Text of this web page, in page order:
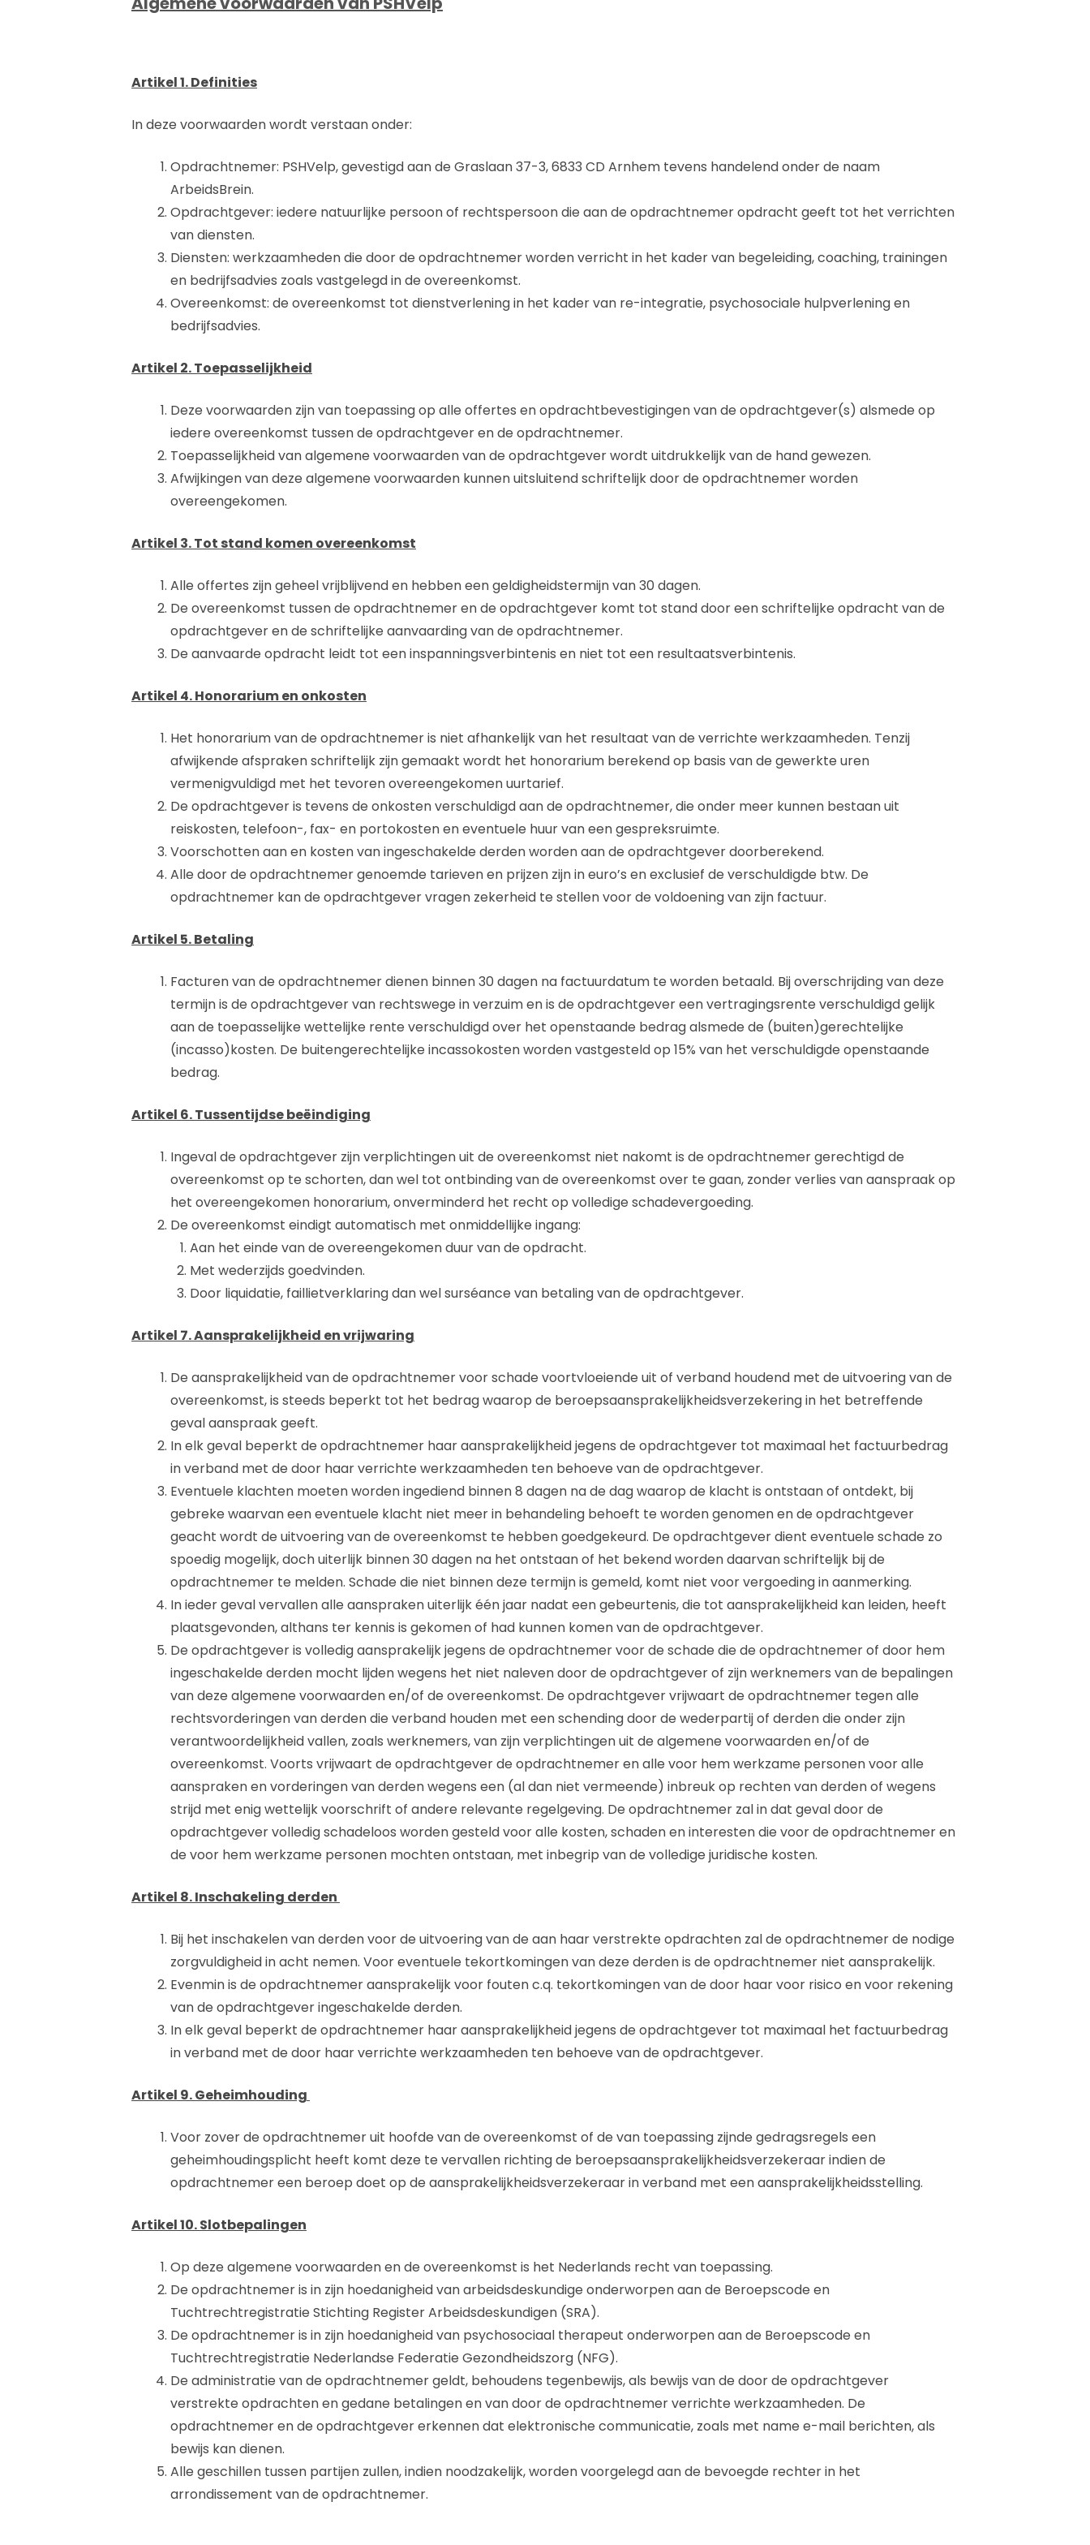
Artikel 1. Definities
In deze voorwaarden wordt verstaan onder:
Opdrachtnemer: PSHVelp, gevestigd aan de Graslaan 37-3, 6833 CD Arnhem tevens handelend onder de naam
ArbeidsBrein.
Opdrachtgever: iedere natuurlijke persoon of rechtspersoon die aan de opdrachtnemer opdracht geeft tot het verrichten
van diensten.
Diensten: werkzaamheden die door de opdrachtnemer worden verricht in het kader van begeleiding, coaching, trainingen
en bedrijfsadvies zoals vastgelegd in de overeenkomst.
Overeenkomst: de overeenkomst tot dienstverlening in het kader van re-integratie, psychosociale hulpverlening en
bedrijfsadvies.
Artikel 2. Toepasselijkheid
Deze voorwaarden zijn van toepassing op alle offertes en opdrachtbevestigingen van de opdrachtgever(s) alsmede op
iedere overeenkomst tussen de opdrachtgever en de opdrachtnemer.
Toepasselijkheid van algemene voorwaarden van de opdrachtgever wordt uitdrukkelijk van de hand gewezen.
Afwijkingen van deze algemene voorwaarden kunnen uitsluitend schriftelijk door de opdrachtnemer worden
overeengekomen.
Artikel 3. Tot stand komen overeenkomst
Alle offertes zijn geheel vrijblijvend en hebben een geldigheidstermijn van 30 dagen.
De overeenkomst tussen de opdrachtnemer en de opdrachtgever komt tot stand door een schriftelijke opdracht van de
opdrachtgever en de schriftelijke aanvaarding van de opdrachtnemer.
De aanvaarde opdracht leidt tot een inspanningsverbintenis en niet tot een resultaatsverbintenis.
Artikel 4. Honorarium en onkosten
Het honorarium van de opdrachtnemer is niet afhankelijk van het resultaat van de verrichte werkzaamheden. Tenzij
afwijkende afspraken schriftelijk zijn gemaakt wordt het honorarium berekend op basis van de gewerkte uren
vermenigvuldigd met het tevoren overeengekomen uurtarief.
De opdrachtgever is tevens de onkosten verschuldigd aan de opdrachtnemer, die onder meer kunnen bestaan uit
reiskosten, telefoon-, fax- en portokosten en eventuele huur van een gespreksruimte.
Voorschotten aan en kosten van ingeschakelde derden worden aan de opdrachtgever doorberekend.
Alle door de opdrachtnemer genoemde tarieven en prijzen zijn in euro’s en exclusief de verschuldigde btw. De
opdrachtnemer kan de opdrachtgever vragen zekerheid te stellen voor de voldoening van zijn factuur.
Artikel 5. Betaling
Facturen van de opdrachtnemer dienen binnen 30 dagen na factuurdatum te worden betaald. Bij overschrijding van deze
termijn is de opdrachtgever van rechtswege in verzuim en is de opdrachtgever een vertragingsrente verschuldigd gelijk
aan de toepasselijke wettelijke rente verschuldigd over het openstaande bedrag alsmede de (buiten)gerechtelijke
(incasso)kosten. De buitengerechtelijke incassokosten worden vastgesteld op 15% van het verschuldigde openstaande
bedrag.
Artikel 6. Tussentijdse beëindiging
Ingeval de opdrachtgever zijn verplichtingen uit de overeenkomst niet nakomt is de opdrachtnemer gerechtigd de
overeenkomst op te schorten, dan wel tot ontbinding van de overeenkomst over te gaan, zonder verlies van aanspraak op
het overeengekomen honorarium, onverminderd het recht op volledige schadevergoeding.
De overeenkomst eindigt automatisch met onmiddellijke ingang:
Aan het einde van de overeengekomen duur van de opdracht.
Met wederzijds goedvinden.
Door liquidatie, faillietverklaring dan wel surséance van betaling van de opdrachtgever.
Artikel 7. Aansprakelijkheid en vrijwaring
De aansprakelijkheid van de opdrachtnemer voor schade voortvloeiende uit of verband houdend met de uitvoering van de
overeenkomst, is steeds beperkt tot het bedrag waarop de beroepsaansprakelijkheidsverzekering in het betreffende
geval aanspraak geeft.
In elk geval beperkt de opdrachtnemer haar aansprakelijkheid jegens de opdrachtgever tot maximaal het factuurbedrag
in verband met de door haar verrichte werkzaamheden ten behoeve van de opdrachtgever.
Eventuele klachten moeten worden ingediend binnen 8 dagen na de dag waarop de klacht is ontstaan of ontdekt, bij
gebreke waarvan een eventuele klacht niet meer in behandeling behoeft te worden genomen en de opdrachtgever
geacht wordt de uitvoering van de overeenkomst te hebben goedgekeurd. De opdrachtgever dient eventuele schade zo
spoedig mogelijk, doch uiterlijk binnen 30 dagen na het ontstaan of het bekend worden daarvan schriftelijk bij de
opdrachtnemer te melden. Schade die niet binnen deze termijn is gemeld, komt niet voor vergoeding in aanmerking.
In ieder geval vervallen alle aanspraken uiterlijk één jaar nadat een gebeurtenis, die tot aansprakelijkheid kan leiden, heeft
plaatsgevonden, althans ter kennis is gekomen of had kunnen komen van de opdrachtgever.
De opdrachtgever is volledig aansprakelijk jegens de opdrachtnemer voor de schade die de opdrachtnemer of door hem
ingeschakelde derden mocht lijden wegens het niet naleven door de opdrachtgever of zijn werknemers van de bepalingen
van deze algemene voorwaarden en/of de overeenkomst. De opdrachtgever vrijwaart de opdrachtnemer tegen alle
rechtsvorderingen van derden die verband houden met een schending door de wederpartij of derden die onder zijn
verantwoordelijkheid vallen, zoals werknemers, van zijn verplichtingen uit de algemene voorwaarden en/of de
overeenkomst. Voorts vrijwaart de opdrachtgever de opdrachtnemer en alle voor hem werkzame personen voor alle
aanspraken en vorderingen van derden wegens een (al dan niet vermeende) inbreuk op rechten van derden of wegens
strijd met enig wettelijk voorschrift of andere relevante regelgeving. De opdrachtnemer zal in dat geval door de
opdrachtgever volledig schadeloos worden gesteld voor alle kosten, schaden en interesten die voor de opdrachtnemer en
de voor hem werkzame personen mochten ontstaan, met inbegrip van de volledige juridische kosten.
Artikel 8. Inschakeling derden
Bij het inschakelen van derden voor de uitvoering van de aan haar verstrekte opdrachten zal de opdrachtnemer de nodige
zorgvuldigheid in acht nemen. Voor eventuele tekortkomingen van deze derden is de opdrachtnemer niet aansprakelijk.
Evenmin is de opdrachtnemer aansprakelijk voor fouten c.q. tekortkomingen van de door haar voor risico en voor rekening
van de opdrachtgever ingeschakelde derden.
In elk geval beperkt de opdrachtnemer haar aansprakelijkheid jegens de opdrachtgever tot maximaal het factuurbedrag
in verband met de door haar verrichte werkzaamheden ten behoeve van de opdrachtgever.
Artikel 9. Geheimhouding
Voor zover de opdrachtnemer uit hoofde van de overeenkomst of de van toepassing zijnde gedragsregels een
geheimhoudingsplicht heeft komt deze te vervallen richting de beroepsaansprakelijkheidsverzekeraar indien de
opdrachtnemer een beroep doet op de aansprakelijkheidsverzekeraar in verband met een aansprakelijkheidsstelling.
Artikel 10. Slotbepalingen
Op deze algemene voorwaarden en de overeenkomst is het Nederlands recht van toepassing.
De opdrachtnemer is in zijn hoedanigheid van arbeidsdeskundige onderworpen aan de Beroepscode en
Tuchtrechtregistratie Stichting Register Arbeidsdeskundigen (SRA).
De opdrachtnemer is in zijn hoedanigheid van psychosociaal therapeut onderworpen aan de Beroepscode en
Tuchtrechtregistratie Nederlandse Federatie Gezondheidszorg (NFG).
De administratie van de opdrachtnemer geldt, behoudens tegenbewijs, als bewijs van de door de opdrachtgever
verstrekte opdrachten en gedane betalingen en van door de opdrachtnemer verrichte werkzaamheden. De
opdrachtnemer en de opdrachtgever erkennen dat elektronische communicatie, zoals met name e-mail berichten, als
bewijs kan dienen.
Alle geschillen tussen partijen zullen, indien noodzakelijk, worden voorgelegd aan de bevoegde rechter in het
arrondissement van de opdrachtnemer.